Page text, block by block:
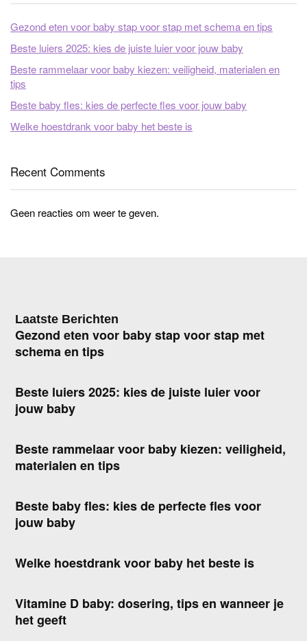
Gezond eten voor baby stap voor stap met schema en tips
Beste luiers 2025: kies de juiste luier voor jouw baby
Beste rammelaar voor baby kiezen: veiligheid, materialen en
tips
Beste baby fles: kies de perfecte fles voor jouw baby
Welke hoestdrank voor baby het beste is
Recent Comments
Geen reacties om weer te geven.
Laatste Berichten
Gezond eten voor baby stap voor stap met
schema en tips
Beste luiers 2025: kies de juiste luier voor
jouw baby
Beste rammelaar voor baby kiezen: veiligheid,
materialen en tips
Beste baby fles: kies de perfecte fles voor
jouw baby
Welke hoestdrank voor baby het beste is
Vitamine D baby: dosering, tips en wanneer je
het geeft